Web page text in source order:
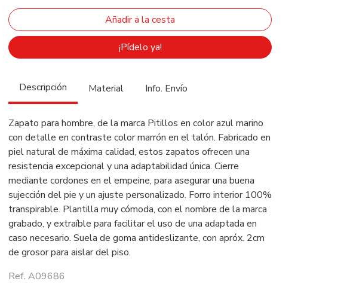
¡Pídelo ya!
Descripción Material Info. Envío
Zapato para hombre, de la marca Pitillos en color azul marino
con detalle en contraste color marrón en el talón. Fabricado en
piel natural de máxima calidad, estos zapatos ofrecen una
resistencia excepcional y una adaptabilidad única. Cierre
mediante cordones en el empeine, para asegurar una buena
sujección del pie y un ajuste personalizado. Forro interior 100%
transpirable. Plantilla muy cómoda, con el nombre de la marca
grabado, y extraíble para facilitar el uso de una adaptada en
caso necesario. Suela de goma antideslizante, con apróx. 2cm
de grosor para aislar del piso.
Ref. A09686